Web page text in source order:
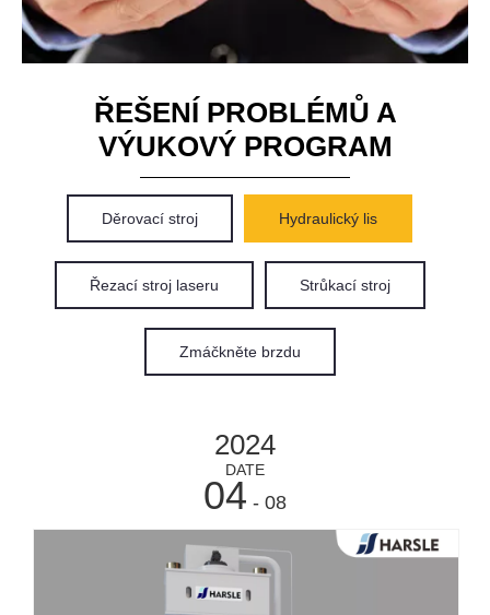
ŘEŠENÍ PROBLÉMŮ A
VÝUKOVÝ PROGRAM
Děrovací stroj Hydraulický lis
Řezací stroj laseru Strůkací stroj
Zmáčkněte brzdu
2024
DATE
04 - 08